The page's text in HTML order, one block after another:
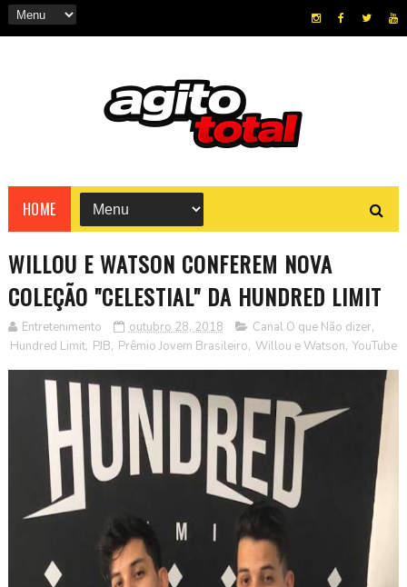
HOME
WILLOU E WATSON CONFEREM NOVA
COLEÇÃO "CELESTIAL" DA HUNDRED LIMIT
Entretenimento outubro 28, 2018 Canal O que Não dizer,
Hundred Limit, PJB, Prêmio Jovem Brasileiro, Willou e Watson, YouTube